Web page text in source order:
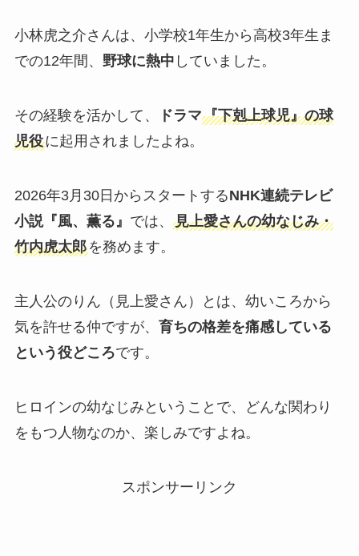
小林虎之介さんは、小学校1年生から高校3年生ま
での12年間、 野球に熱中 していました。
その経験を活かして、 ドラマ『下剋上球児』の球
児役に起用されましたよね。
2026年3月30日からスタートするNHK連続テレビ
小説『風、薫る』 では、 見上愛さんの幼なじみ・
竹内虎太郎を務めます。
主人公のりん（見上愛さん）とは、幼いころから
気を許せる仲ですが、 育ちの格差を痛感している
という役どころです。
ヒロインの幼なじみということで、どんな関わり
をもつ人物なのか、楽しみですよね。
スポンサーリンク